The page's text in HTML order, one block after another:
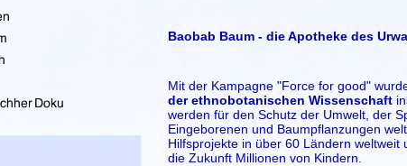
Baobab Baum - die Apotheke des
Mit der Kampagne "Force for good"
der ethnobotanischen Wissenschaft
werden für den Schutz der Umwelt, der
Eingeborenen und Baumpflanzungen
Hilfsprojekte in über 60 Ländern
die Zukunft Millionen von Kindern.